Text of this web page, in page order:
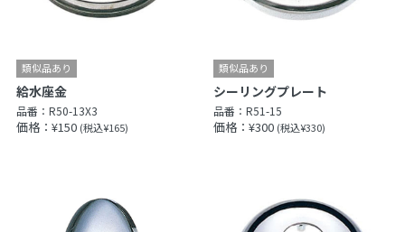
給水座金
品番： R50-13X3
価格：¥150 (税込¥165)
シーリングプレート
品番：R51-15
価格：¥300 (税込¥330)